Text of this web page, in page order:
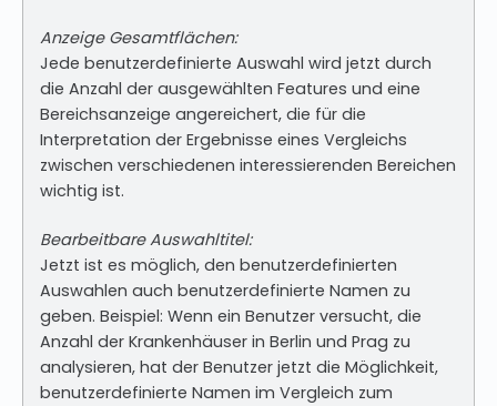
Anzeige Gesamtflächen:
Jede benutzerdefinierte Auswahl wird jetzt durch
die Anzahl der ausgewählten Features und eine
Bereichsanzeige angereichert, die für die
Interpretation der Ergebnisse eines Vergleichs
zwischen verschiedenen interessierenden Bereichen
wichtig ist.
Bearbeitbare Auswahltitel:
Jetzt ist es möglich, den benutzerdefinierten
Auswahlen auch benutzerdefinierte Namen zu
geben. Beispiel: Wenn ein Benutzer versucht, die
Anzahl der Krankenhäuser in Berlin und Prag zu
analysieren, hat der Benutzer jetzt die Möglichkeit,
benutzerdefinierte Namen im Vergleich zum